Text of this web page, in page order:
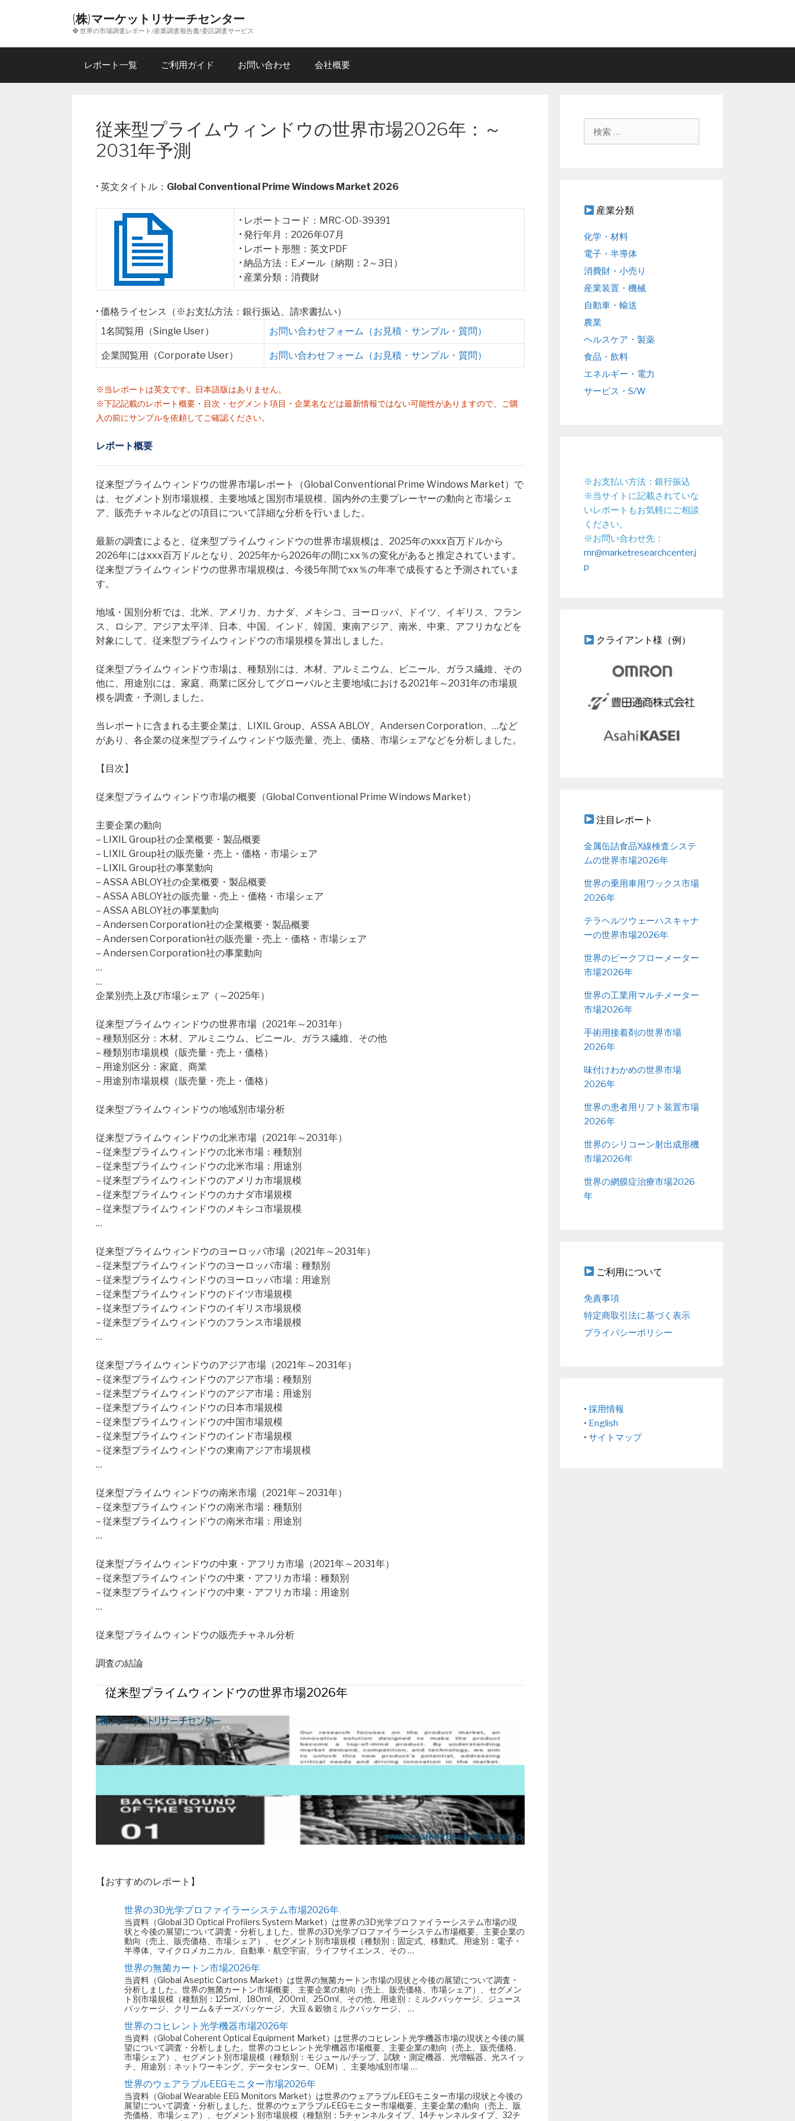
ン
(株)マーケットリサーチセンター
❖ 世界の市場調査レポート/産業調査報告書/委託調査サービス
レポート一覧 ご利用ガイド お問い合わせ 会社概要
従来型プライムウィンドウの世界市場2026年：～
2031年予測
• 英文タイトル： Global Conventional Prime Windows Market 2026
• レポートコード：MRC-OD-39391
• 発行年月：2026年07月
• レポート形態：英文PDF
• 納品方法：Eメール（納期：2～3日）
• 産業分類：消費財
• 価格ライセンス（※お支払方法：銀行振込、請求書払い）
1名閲覧用（Single User）
お問い合わせフォーム（お見積・サンプル・質問）
企業閲覧用（Corporate User） お問い合わせフォーム（お見積・サンプル・質問）
※当レポートは英文です。日本語版はありません。
※下記記載のレポート概要・目次・セグメント項目・企業名などは最新情報ではない可能性がありますので、ご購
入の前にサンプルを依頼してご確認ください。
レポート概要
従来型プライムウィンドウの世界市場レポート（Global Conventional Prime Windows Market）で
は、セグメント別市場規模、主要地域と国別市場規模、国内外の主要プレーヤーの動向と市場シェ
ア、販売チャネルなどの項目について詳細な分析を行いました。
最新の調査によると、従来型プライムウィンドウの世界市場規模は、2025年のxxx百万ドルから
2026年にはxxx百万ドルとなり、2025年から2026年の間にxx％の変化があると推定されています。
従来型プライムウィンドウの世界市場規模は、今後5年間でxx％の年率で成長すると予測されていま
す。
地域・国別分析では、北米、アメリカ、カナダ、メキシコ、ヨーロッパ、ドイツ、イギリス、フラン
ス、ロシア、アジア太平洋、日本、中国、インド、韓国、東南アジア、南米、中東、アフリカなどを
対象にして、従来型プライムウィンドウの市場規模を算出しました。
従来型プライムウィンドウ市場は、種類別には、木材、アルミニウム、ビニール、ガラス繊維、その
他に、用途別には、家庭、商業に区分してグローバルと主要地域における2021年～2031年の市場規
模を調査・予測しました。
当レポートに含まれる主要企業は、LIXIL Group、ASSA ABLOY、Andersen Corporation、…など
があり、各企業の従来型プライムウィンドウ販売量、売上、価格、市場シェアなどを分析しました。
【目次】
従来型プライムウィンドウ市場の概要（Global Conventional Prime Windows Market）
主要企業の動向
– LIXIL Group社の企業概要・製品概要
– LIXIL Group社の販売量・売上・価格・市場シェア
– LIXIL Group社の事業動向
– ASSA ABLOY社の企業概要・製品概要
– ASSA ABLOY社の販売量・売上・価格・市場シェア
– ASSA ABLOY社の事業動向
– Andersen Corporation社の企業概要・製品概要
– Andersen Corporation社の販売量・売上・価格・市場シェア
– Andersen Corporation社の事業動向
…
…
企業別売上及び市場シェア（～2025年）
従来型プライムウィンドウの世界市場（2021年～2031年）
– 種類別区分：木材、アルミニウム、ビニール、ガラス繊維、その他
– 種類別市場規模（販売量・売上・価格）
– 用途別区分：家庭、商業
– 用途別市場規模（販売量・売上・価格）
従来型プライムウィンドウの地域別市場分析
従来型プライムウィンドウの北米市場（2021年～2031年）
– 従来型プライムウィンドウの北米市場：種類別
– 従来型プライムウィンドウの北米市場：用途別
– 従来型プライムウィンドウのアメリカ市場規模
– 従来型プライムウィンドウのカナダ市場規模
– 従来型プライムウィンドウのメキシコ市場規模
…
従来型プライムウィンドウのヨーロッパ市場（2021年～2031年）
– 従来型プライムウィンドウのヨーロッパ市場：種類別
– 従来型プライムウィンドウのヨーロッパ市場：用途別
– 従来型プライムウィンドウのドイツ市場規模
– 従来型プライムウィンドウのイギリス市場規模
– 従来型プライムウィンドウのフランス市場規模
…
従来型プライムウィンドウのアジア市場（2021年～2031年）
– 従来型プライムウィンドウのアジア市場：種類別
– 従来型プライムウィンドウのアジア市場：用途別
– 従来型プライムウィンドウの日本市場規模
– 従来型プライムウィンドウの中国市場規模
– 従来型プライムウィンドウのインド市場規模
– 従来型プライムウィンドウの東南アジア市場規模
…
従来型プライムウィンドウの南米市場（2021年～2031年）
– 従来型プライムウィンドウの南米市場：種類別
– 従来型プライムウィンドウの南米市場：用途別
…
従来型プライムウィンドウの中東・アフリカ市場（2021年～2031年）
– 従来型プライムウィンドウの中東・アフリカ市場：種類別
– 従来型プライムウィンドウの中東・アフリカ市場：用途別
…
従来型プライムウィンドウの販売チャネル分析
調査の結論
従来型プライムウィンドウの世界市場2026年
【おすすめのレポート】
世界の3D光学プロファイラーシステム市場2026年
当資料（Global 3D Optical Profilers System Market）は世界の3D光学プロファイラーシステム市場の現
状と今後の展望について調査・分析しました。世界の3D光学プロファイラーシステム市場概要、主要企業の
動向（売上、販売価格、市場シェア）、セグメント別市場規模（種類別：固定式、移動式、用途別：電子・
半導体、マイクロメカニカル、自動車・航空宇宙、ライフサイエンス、その …
世界の無菌カートン市場2026年
当資料（Global Aseptic Cartons Market）は世界の無菌カートン市場の現状と今後の展望について調査・
分析しました。世界の無菌カートン市場概要、主要企業の動向（売上、販売価格、市場シェア）、セグメン
ト別市場規模（種類別：125ml、180ml、200ml、250ml、その他、用途別：ミルクパッケージ、ジュース
パッケージ、クリーム＆チーズパッケージ、大豆＆穀物ミルクパッケージ、 …
世界のコヒレント光学機器市場2026年
当資料（Global Coherent Optical Equipment Market）は世界のコヒレント光学機器市場の現状と今後の展
望について調査・分析しました。世界のコヒレント光学機器市場概要、主要企業の動向（売上、販売価格、
市場シェア）、セグメント別市場規模（種類別：モジュール/チップ、試験・測定機器、光増幅器、光スイッ
チ、用途別：ネットワーキング、データセンター、OEM）、主要地域別市場 …
世界のウェアラブルEEGモニター市場2026年
当資料（Global Wearable EEG Monitors Market）は世界のウェアラブルEEGモニター市場の現状と今後の
展望について調査・分析しました。世界のウェアラブルEEGモニター市場概要、主要企業の動向（売上、販
売価格、市場シェア）、セグメント別市場規模（種類別：5チャンネルタイプ、14チャンネルタイプ、32チ
産業分類
化学・材料
電子・半導体
消費財・小売り
産業装置・機械
自動車・輸送
農業
ヘルスケア・製薬
食品・飲料
エネルギー・電力
サービス・S/W
※お支払い方法：銀行振込
※当サイトに記載されていな
いレポートもお気軽にご相談
ください。
※お問い合わせ先：
mr@marketresearchcenter.j
p
クライアント様（例）
注目レポート
金属缶詰食品X線検査システ
ムの世界市場2026年
世界の乗用車用ワックス市場
2026年
テラヘルツウェーハスキャナ
ーの世界市場2026年
世界のピークフローメーター
市場2026年
世界の工業用マルチメーター
市場2026年
手術用接着剤の世界市場
2026年
味付けわかめの世界市場
2026年
世界の患者用リフト装置市場
2026年
世界のシリコーン射出成形機
市場2026年
世界の網膜症治療市場2026
年
ご利用について
免責事項
特定商取引法に基づく表示
プライバシーポリシー
• 採用情報
• English
• サイトマップ